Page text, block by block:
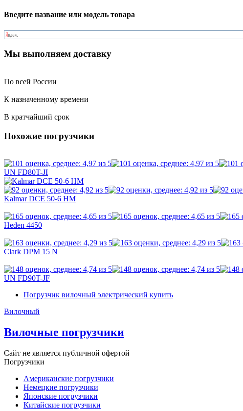
Введите название или модель товара
Мы выполняем доставку
По всей России
К назначенному времени
В кратчайший срок
Похожие погрузчики
UN FD80T-JI
Kalmar DCE 50-6 HM
Heden 4450
Clark DPM 15 N
UN FD90T-JF
Погрузчик вилочный электрический купить
Вилочный
Вилочные погрузчики
Сайт не является публичной офертой
Погрузчики
Американские погрузчики
Немецкие погрузчики
Японские погрузчики
Китайские погрузчики